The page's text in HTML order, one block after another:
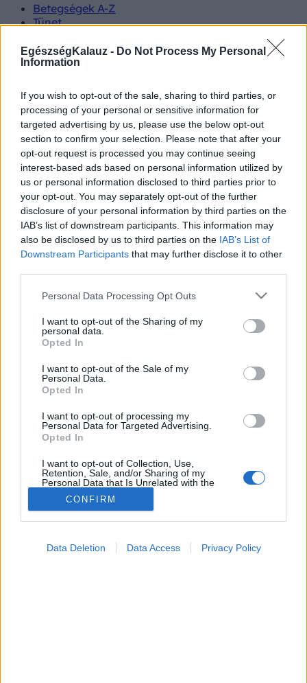
EgészségKalauz - Do Not Process My Personal
Information
If you wish to opt-out of the sale, sharing to third parties, or
processing of your personal or sensitive information for
targeted advertising by us, please use the below opt-out
section to confirm your selection. Please note that after your
opt-out request is processed you may continue seeing
interest-based ads based on personal information utilized by
us or personal information disclosed to third parties prior to
your opt-out. You may separately opt-out of the further
disclosure of your personal information by third parties on the
IAB’s list of downstream participants. This information may
also be disclosed by us to third parties on the IAB’s List of
Downstream Participants that may further disclose it to other
Please note that this website/app uses one or more Google
not limited to your visit or usage behaviour. You may click to
grant or deny consent to Google and its third-party tags to
use your data for below specified purposes in below Google
consent section.
Personal Data Processing Opt Outs
I want to opt-out of the Sharing of my
personal data.
Opted In
I want to opt-out of the Sale of my
Personal Data.
Opted In
I want to opt-out of processing my
Personal Data for Targeted Advertising.
Opted In
I want to opt-out of Collection, Use,
Retention, Sale, and/or Sharing of my
Personal Data that Is Unrelated with the
Purposes for which it was collected.
Opted Out
CONFIRM
Data Deletion Data Access Privacy Policy
Betegségek A-Z
Tünet
Kezelés
Életmódváltás
Prevenció
Hírek
Videók
Kisállatok egészsége
#allergia #influenza#cukorbetegség
#orvosmeteorológia
#vérnyomás #stroke #rákbetegség
#pajzsmirigy #reflux #ekcéma
#herpesz
Regisztráció
Ágyi poloska
Ágyi poloska